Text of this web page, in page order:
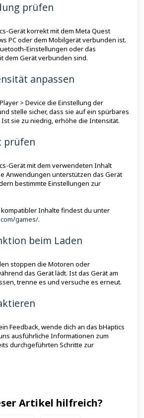
prüfen
Gerät korrekt mit dem Meta Quest
PC oder dem Mobilgerät verbunden ist.
Einstellungen oder das
dem Gerät verbunden sind.
anpassen
> Device die Einstellung der
stelle sicher, dass sie auf ein spürbares
sie zu niedrig, erhöhe die Intensität.
prüfen
Gerät mit dem verwendeten Inhalt
Anwendungen unterstützen das Gerät
bestimmte Einstellungen zur
Inhalte findest du unter
games/.
beim Laden
stoppen die Motoren oder
das Gerät lädt. Ist das Gerät am
trenne es und versuche es erneut.
Feedback, wende dich an das bHaptics
ausführliche Informationen zum
durchgeführten Schritte zur
Artikel hilfreich?